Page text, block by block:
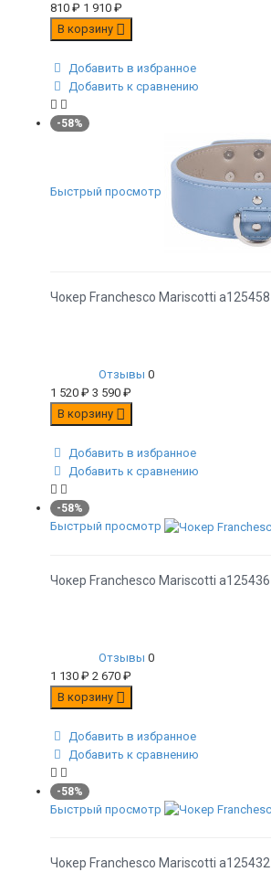
810 ₽ 1 910 ₽
В корзину
Добавить в избранное
Добавить к сравнению
-58%
Быстрый просмотр
Чокер Franchesco Mariscotti а125458
Отзывы 0
1 520 ₽ 3 590 ₽
В корзину
Добавить в избранное
Добавить к сравнению
-58%
Быстрый просмотр
Чокер Franchesco Mariscotti а125436
Отзывы 0
1 130 ₽ 2 670 ₽
В корзину
Добавить в избранное
Добавить к сравнению
-58%
Быстрый просмотр
Чокер Franchesco Mariscotti а125432